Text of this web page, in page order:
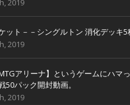
2019
ット－－シングルトン 消化デッキ5
2019
アリーナ】というゲームにハマっ
50パック開封動画。
2019